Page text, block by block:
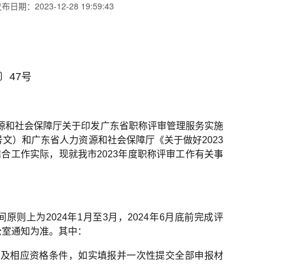
日期：2023-12-28 19:59:43
47号
社会保障厅关于印发广东省职称评审管理服务实施
）和广东省人力资源和社会保障厅《关于做好2023
工作实际，现就我市2023年度职称评审工作有关事
原则上为2024年1月至3月，2024年6月底前完成评
通知为准。其中：
相应资格条件，如实填报并一次性提交全部申报材